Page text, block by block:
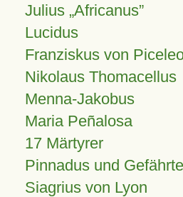
Julius Africanus
Lucidus
Franziskus von
Nikolaus Thomacellus
Menna-Jakobus
Maria Peñalosa
17 Märtyrer
Pinnadus und
Siagrius von Lyon